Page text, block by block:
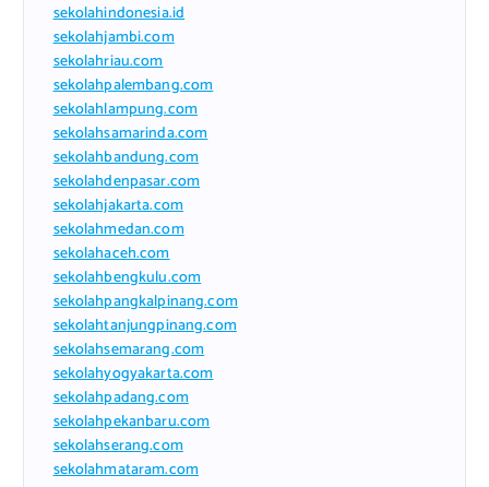
sekolahindonesia.id
sekolahjambi.com
sekolahriau.com
sekolahpalembang.com
sekolahlampung.com
sekolahsamarinda.com
sekolahbandung.com
sekolahdenpasar.com
sekolahjakarta.com
sekolahmedan.com
sekolahaceh.com
sekolahbengkulu.com
sekolahpangkalpinang.com
sekolahtanjungpinang.com
sekolahsemarang.com
sekolahyogyakarta.com
sekolahpadang.com
sekolahpekanbaru.com
sekolahserang.com
sekolahmataram.com